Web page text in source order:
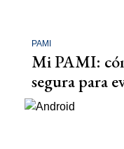
PAMI
Mi PAMI:
segura para